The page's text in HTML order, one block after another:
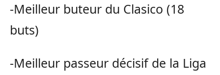
-Meilleur buteur du Clasico (18
buts)
-Meilleur passeur décisif de la Liga